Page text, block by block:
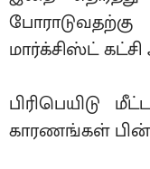
மார்க்சிஸ்ட்
பிரிபெயிடு
காரணங்கள்